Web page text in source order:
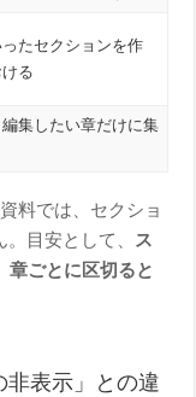
ったセクションを作
る
集したい章だけに集
料では、セクショ
目安として、 ス
章ごとに区切ると
非表示」との違